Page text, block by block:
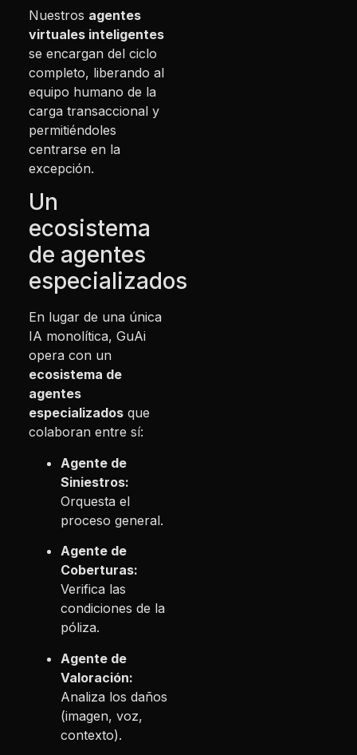
Nuestros agentes
virtuales inteligentes
se encargan del ciclo
completo, liberando al
equipo humano de la
carga transaccional y
permitiéndoles
centrarse en la
excepción.
Un
ecosistema
de agentes
especializados
En lugar de una única
IA monolítica, GuAi
opera con un
ecosistema de
agentes
especializados que
colaboran entre sí:
Agente de
Siniestros:
Orquesta el
proceso general.
Agente de
Coberturas:
Verifica las
condiciones de la
póliza.
Agente de
Valoración:
Analiza los daños
(imagen, voz,
contexto).